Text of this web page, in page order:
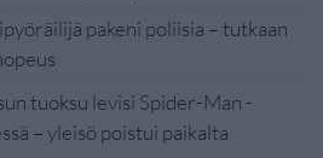
pakeni poliisia – tutkaan
tuoksu levisi Spider-Man -
– yleisö poistui paikalta